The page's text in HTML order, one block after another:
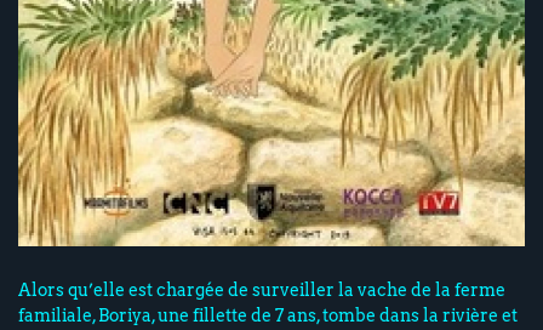
Alors qu’elle est chargée de surveiller la vache de la ferme
familiale, Boriya, une fillette de 7 ans, tombe dans la rivière et